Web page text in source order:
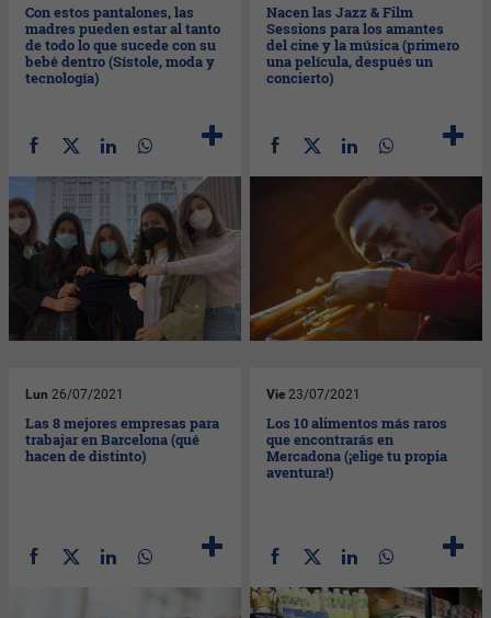
Con estos pantalones, las
madres pueden estar al tanto
de todo lo que sucede con su
bebé dentro (Sístole, moda y
tecnología)
Nacen las Jazz & Film
Sessions para los amantes
del cine y la música (primero
una película, después un
concierto)
Lun 26/07/2021
Las 8 mejores empresas para
trabajar en Barcelona (qué
hacen de distinto)
Vie 23/07/2021
Los 10 alimentos más raros
que encontrarás en
Mercadona (¡elige tu propia
aventura!)